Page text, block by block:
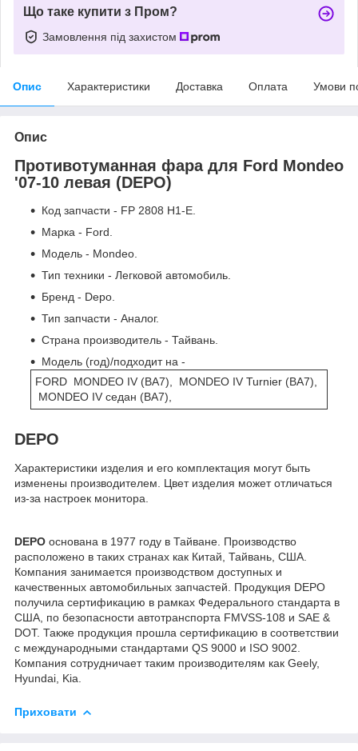
Що таке купити з Пром?
Замовлення під захистом
Опис Характеристики Доставка Оплата Умови
Опис
Противотуманная фара для Ford Mondeo
'07-10 левая (DEPO)
Код запчасти - FP 2808 H1-E.
Марка - Ford.
Модель - Mondeo.
Тип техники - Легковой автомобиль.
Бренд - Depo.
Тип запчасти - Аналог.
Страна производитель - Тайвань.
Модель (год)/подходит на -
FORD MONDEO IV (BA7), MONDEO IV Turnier (BA7),
MONDEO IV седан (BA7),
DEPO
Характеристики изделия и его комплектация могут быть
изменены производителем. Цвет изделия может отличаться
из-за настроек монитора.
DEPO основана в 1977 году в Тайване. Производство
расположено в таких странах как Китай, Тайвань, США.
Компания занимается производством доступных и
качественных автомобильных запчастей. Продукция DEPO
получила сертификацию в рамках Федерального стандарта в
США, по безопасности автотранспорта FMVSS-108 и SAE &
DOT. Также продукция прошла сертификацию в соответствии
с международными стандартами QS 9000 и ISO 9002.
Компания сотрудничает таким производителям как Geely,
Hyundai, Kia.
Приховати